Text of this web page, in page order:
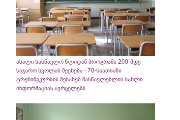
ახალი სასწავლო წლიდან პროგრამა 200-მდე
საჯარო სკოლას შეეხება - 70-საათიანი
ტრენინგკურსის შესახებ მასწავლებლის სახლი
ინფორმაციას ავრცელებს